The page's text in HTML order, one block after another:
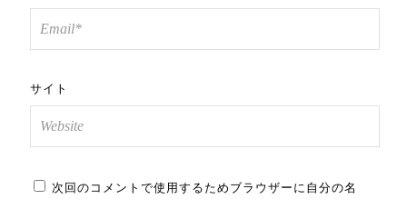
サイト
次回のコメントで使用するためブラウザーに自分の名